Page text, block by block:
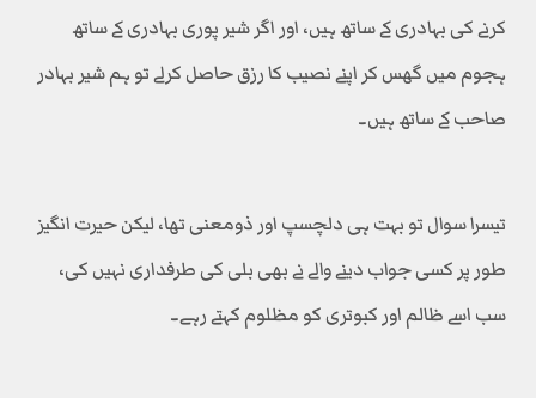
کرنے کی بہادری کے ساتھ ہیں، اور اگر شیر پوری بہادری کے ساتھ
ہجوم میں گھس کر اپنے نصیب کا رزق حاصل کرلے تو ہم شیر بہادر
صاحب کے ساتھ ہیں۔
تیسرا سوال تو بہت ہی دلچسپ اور ذومعنی تھا، لیکن حیرت انگیز
طور پر کسی جواب دینے والے نے بھی بلی کی طرفداری نہیں کی،
سب اسے ظالم اور کبوتری کو مظلوم کہتے رہے۔